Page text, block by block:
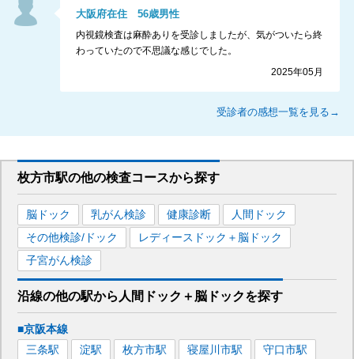
大阪府在住56歳男性
内視鏡検査は麻酔ありを受診しましたが、気がついたら終
わっていたので不思議な感じでした。
2025年05月
受診者の感想一覧を見る→
枚方市駅の他の検査コースから探す
脳ドック 乳がん検診 健康診断
人間ドック
その他検診/ドック
レディースドック＋脳ドック
子宮がん検診
沿線の他の駅から 人間ドック＋脳ドックを探す
■京阪本線
三条駅 淀駅 枚方市駅 寝屋川市駅 守口市駅